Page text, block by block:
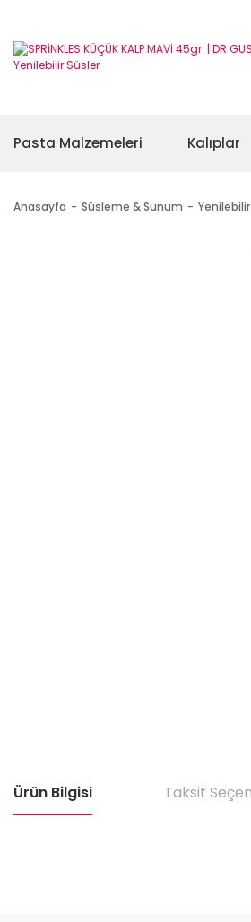
Pasta Malzemeleri Kalıplar
Anasayfa Süsleme & Sunum
Ürün Bilgisi Taksit